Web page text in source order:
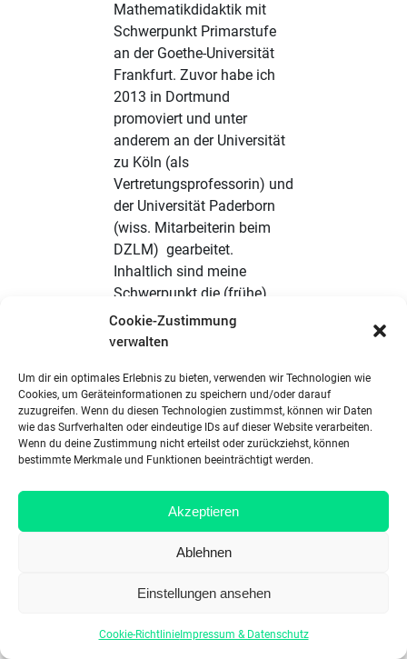
Cookie-Zustimmung
verwalten
Um dir ein optimales Erlebnis zu bieten, verwenden wir Technologien wie
Cookies, um Geräteinformationen zu speichern und/oder darauf
zuzugreifen. Wenn du diesen Technologien zustimmst, können wir Daten
wie das Surfverhalten oder eindeutige IDs auf dieser Website verarbeiten.
Wenn du deine Zustimmung nicht erteilst oder zurückziehst, können
bestimmte Merkmale und Funktionen beeinträchtigt werden.
Akzeptieren
Ablehnen
Einstellungen ansehen
Cookie-RichtlinieImpressum & Datenschutz
Mathematikdidaktik mit
Schwerpunkt Primarstufe
an der Goethe-Universität
Frankfurt. Zuvor habe ich
2013 in Dortmund
promoviert und unter
anderem an der Universität
zu Köln (als
Vertretungsprofessorin) und
der Universität Paderborn
(wiss. Mitarbeiterin beim
DZLM) gearbeitet.
Inhaltlich sind meine
Schwerpunkt die (frühe)
Stochastik und die
professionelle
(angehenden) Lehrkräften.
In der GDM bin ich seit
2018 Sprecherin des AK
Stochastik und habe auch
schon ein Minisymposium
dazu geleitet, außerdem
war ich viele Jahre in der
Nachwuchsvertretung
engagiert. Und natürlich
Jahrestagung organisiert
2013-2017 im Board der